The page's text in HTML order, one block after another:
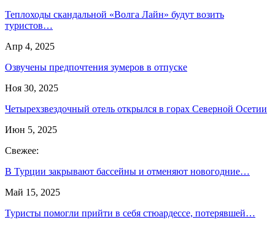
Теплоходы скандальной «Волга Лайн» будут возить
туристов…
Апр 4, 2025
Озвучены предпочтения зумеров в отпуске
Ноя 30, 2025
Четырехзвездочный отель открылся в горах Северной Осетии
Июн 5, 2025
Свежее:
В Турции закрывают бассейны и отменяют новогодние…
Май 15, 2025
Туристы помогли прийти в себя стюардессе, потерявшей…